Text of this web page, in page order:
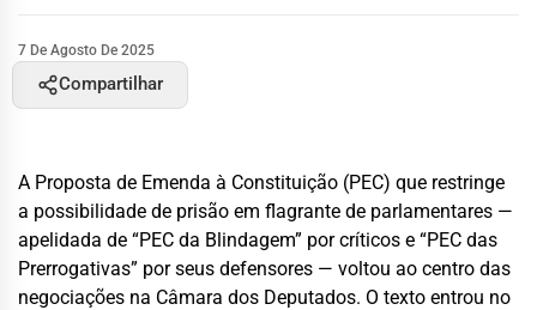
7 De Agosto De 2025
Compartilhar
A Proposta de Emenda à Constituição (PEC) que restringe
a possibilidade de prisão em flagrante de parlamentares —
apelidada de “PEC da Blindagem” por críticos e “PEC das
Prerrogativas” por seus defensores — voltou ao centro das
negociações na Câmara dos Deputados. O texto entrou no